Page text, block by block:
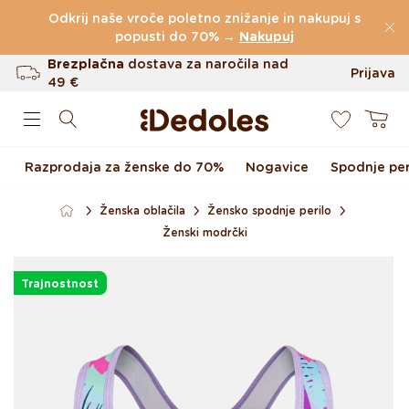
Preskoči na vsebino
Odkrij naše vroče poletno znižanje in nakupuj s
popusti do 70% → Nakupuj
(60.231 Ocen)
Brezplačna dostava za naročila nad
49 €
Do 100 dni za vračilo
Prijava
Košarica
Razprodaja za ženske do 70% Nogavice Spodnje
Ženska oblačila
Žensko spodnje perilo
Ženski modrčki
Trajnostnost
izdelku